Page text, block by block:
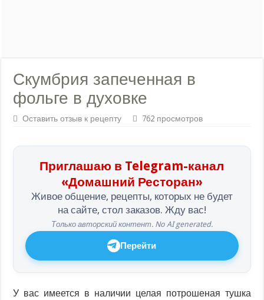
Скумбрия запеченная в
фольге в духовке
Оставить отзыв к рецепту 762 просмотров
Приглашаю в Telegram-канал
«Домашний Ресторан»
Живое общение, рецепты, которых не будет
на сайте, стол заказов. Жду вас!
Только авторский контент. No AI generated.
Перейти
У вас имеется в наличии целая потрошеная тушка